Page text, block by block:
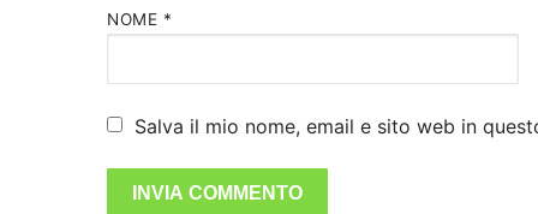
NOME *
Salva il mio nome, email e sito web in